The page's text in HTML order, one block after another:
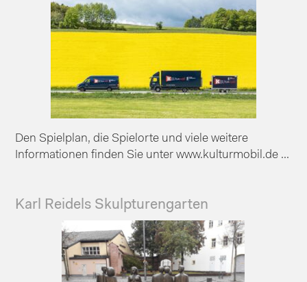
Den Spielplan, die Spielorte und viele weitere
Informationen finden Sie unter www.kulturmobil.de ...
Karl Reidels Skulpturengarten